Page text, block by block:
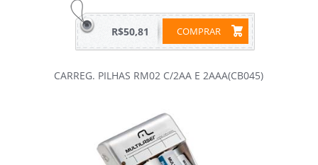
COMPRAR
R$50,81
CARREG. PILHAS RM02 C/2AA E 2AAA(CB045)